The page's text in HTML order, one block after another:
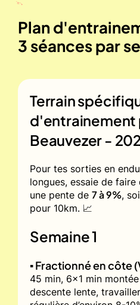
Plan
3 séances par
Terrain
d'entrainement
Beauvezer -
Pour tes sorties en
longues, essaie de
une pente de 7 à 9%,
pour 10km. 📈
Semaine 1
▪️ Fractionné en côte
45 min, 6x1 min
descente lente,